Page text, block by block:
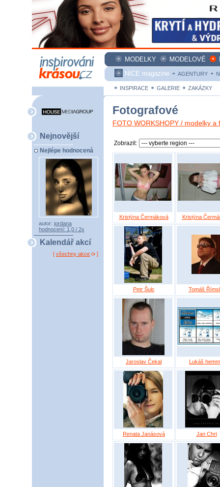
MODELKY MODELOVÉ
NICE magazine
AGENTURY
INSPIRACE GALERIE ZAKÁZKY
Nejnovější
Nejlépe hodnocená
autor: jordana
hodnocení: 1,0 / 2x
Kalendář akcí
[ všechny akce ]
Fotografové
FOTO WORKSHOPY / modelky
Zobrazit:
Kristýna Čermáková Kristýna
Petr Šulc Tomáš
Jaroslav Čekal Lukáš
Renata Janásová Jan Chrt